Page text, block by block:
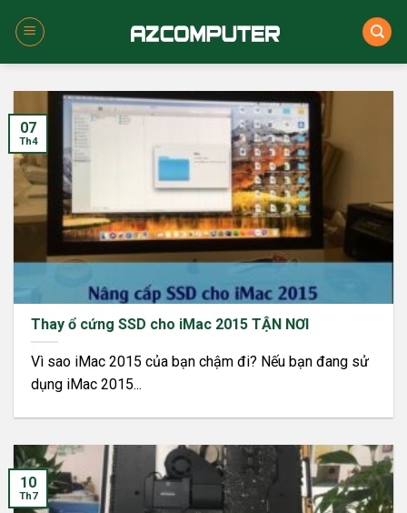
Thay ổ cứng SSD cho iMac 2015 TẬN NƠI
Vì sao iMac 2015 của bạn chậm đi? Nếu bạn đang sử
dụng iMac 2015...
07
Th4
10
Th7